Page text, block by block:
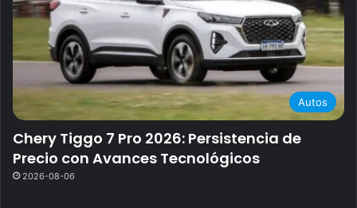
Autos
Chery Tiggo 7 Pro 2026: Persistencia de
Precio con Avances Tecnológicos
2026-08-06